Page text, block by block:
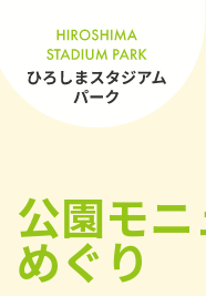
公園モ
めぐり